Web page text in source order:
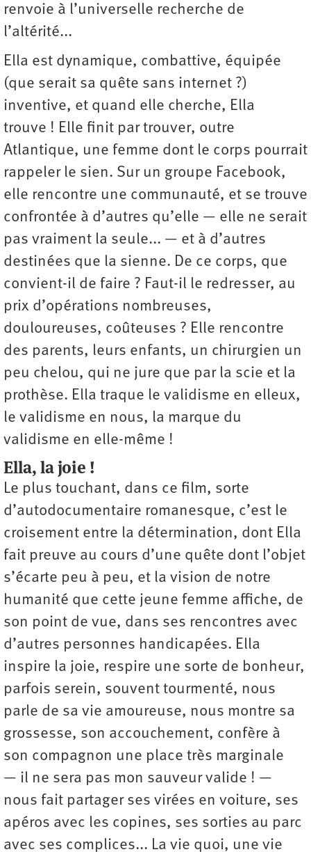
renvoie à l’universelle recherche de
l’altérité...
Ella est dynamique, combattive, équipée
(que serait sa quête sans internet ?)
inventive, et quand elle cherche, Ella
trouve ! Elle finit par trouver, outre
Atlantique, une femme dont le corps pourrait
rappeler le sien. Sur un groupe Facebook,
elle rencontre une communauté, et se trouve
confrontée à d’autres qu’elle — elle ne serait
pas vraiment la seule... — et à d’autres
destinées que la sienne. De ce corps, que
convient-il de faire ? Faut-il le redresser, au
prix d’opérations nombreuses,
douloureuses, coûteuses ? Elle rencontre
des parents, leurs enfants, un chirurgien un
peu chelou, qui ne jure que par la scie et la
prothèse. Ella traque le validisme en elleux,
le validisme en nous, la marque du
validisme en elle-même !
Ella, la joie !
Le plus touchant, dans ce film, sorte
d’autodocumentaire romanesque, c’est le
croisement entre la détermination, dont Ella
fait preuve au cours d’une quête dont l’objet
s’écarte peu à peu, et la vision de notre
humanité que cette jeune femme affiche, de
son point de vue, dans ses rencontres avec
d’autres personnes handicapées. Ella
inspire la joie, respire une sorte de bonheur,
parfois serein, souvent tourmenté, nous
parle de sa vie amoureuse, nous montre sa
grossesse, son accouchement, confère à
son compagnon une place très marginale
— il ne sera pas mon sauveur valide ! —
nous fait partager ses virées en voiture, ses
apéros avec les copines, ses sorties au parc
avec ses complices... La vie quoi, une vie